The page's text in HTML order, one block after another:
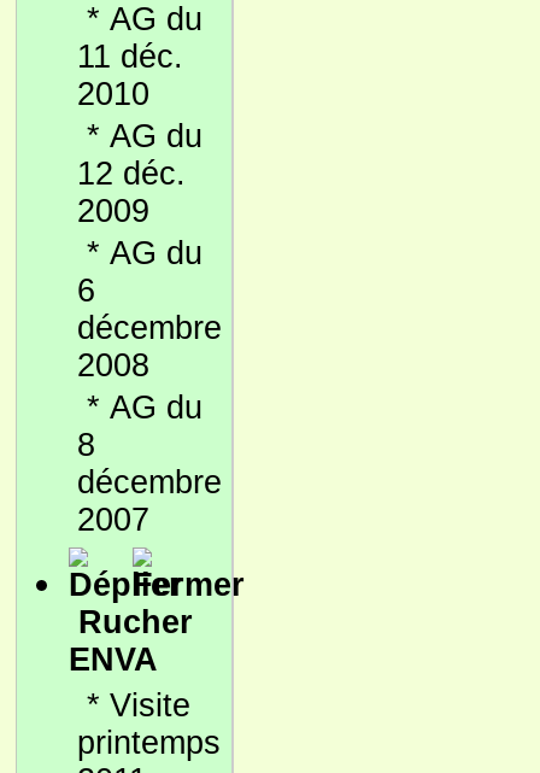
* AG du
11 déc.
2010
* AG du
12 déc.
2009
* AG du
6
décembre
2008
* AG du
8
décembre
2007
Rucher
ENVA
* Visite
printemps